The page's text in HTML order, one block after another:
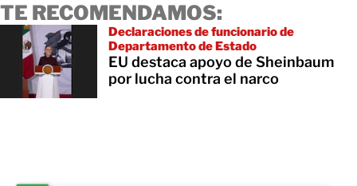
TE RECOMENDAMOS:
Declaraciones de funcionario de
Departamento de Estado
EU destaca apoyo de Sheinbaum
por lucha contra el narco